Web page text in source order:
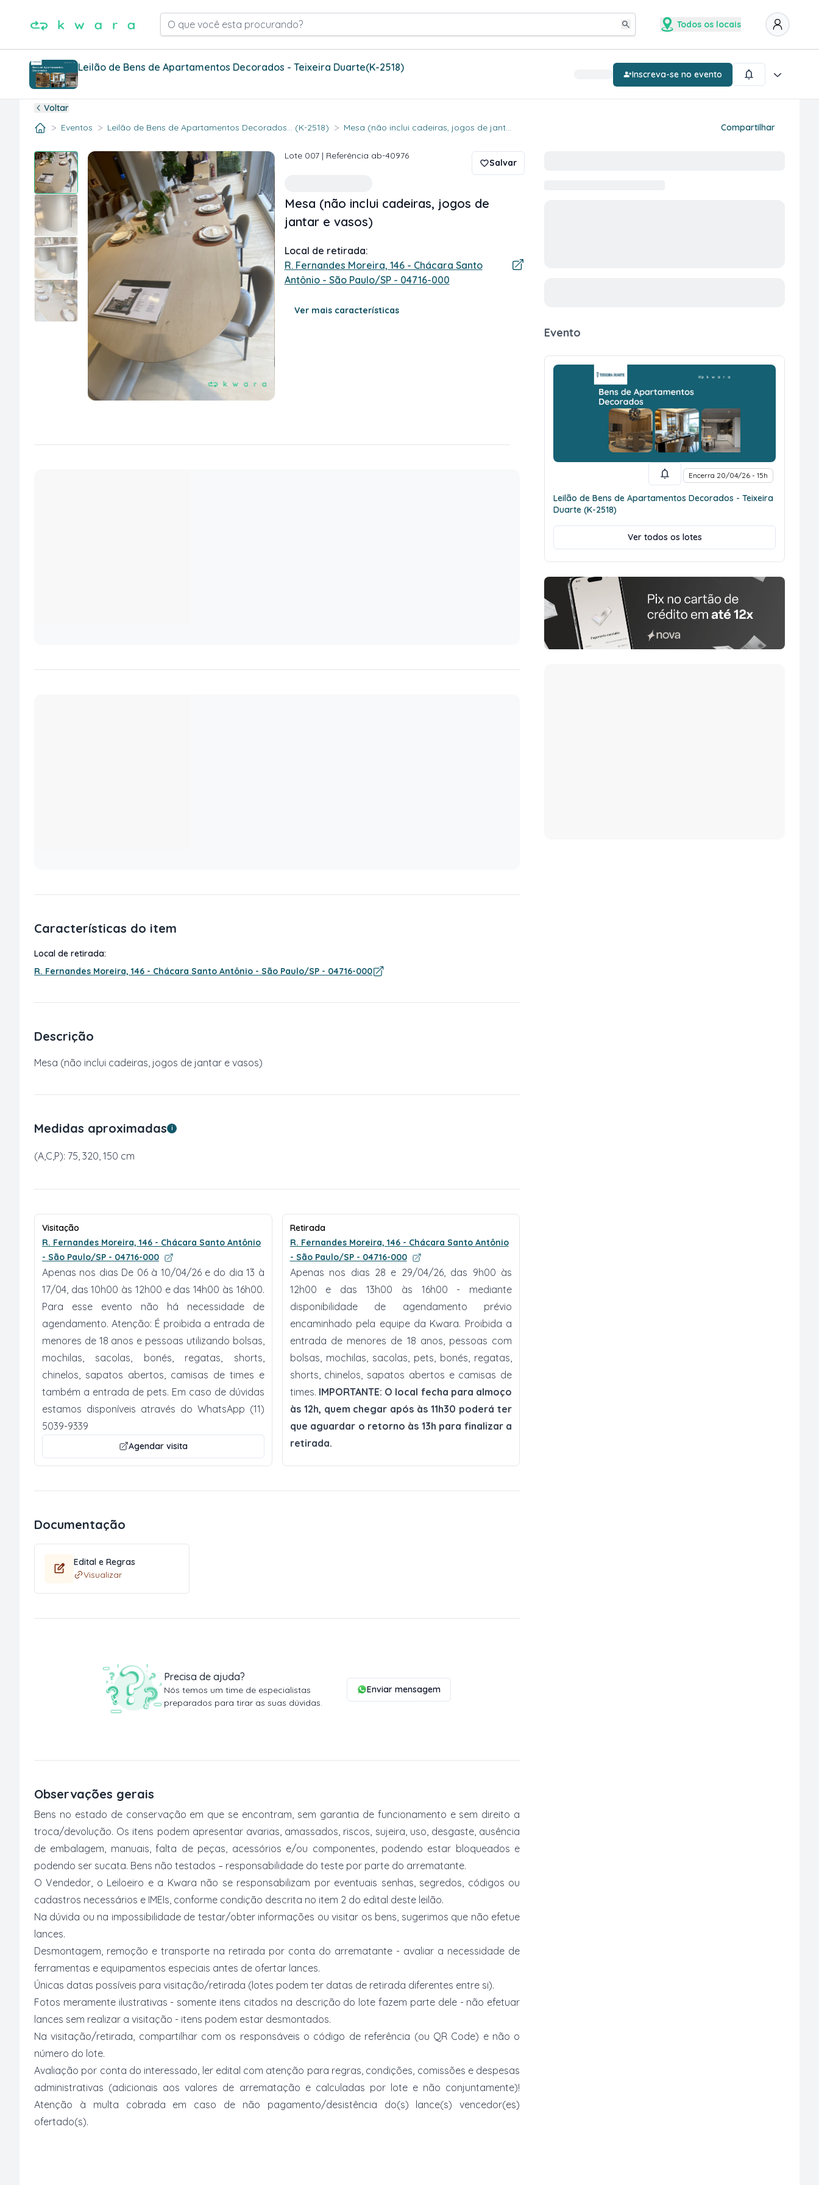
O que você esta procurando? Todos os locais
Leilão de Bens de Apartamentos Decorados - Teixeira Duarte(K-2518)
Inscreva-se no evento
Voltar
> Eventos > Leilão de Bens de Apartamentos Decorados... (K-2518) > Mesa (não inclui cadeiras, jogos de jant... Compartilhar
Lote 007| Referência ab-40976
Salvar
Mesa (não inclui cadeiras, jogos de
jantar e vasos)
Local de retirada:
R. Fernandes Moreira, 146 - Chácara Santo
Antônio - São Paulo/SP - 04716-000
Ver mais características
Evento
Encerra 20/04/26 - 15h
Leilão de Bens de Apartamentos Decorados - Teixeira
Duarte (K-2518)
Ver todos os lotes
Características do item
Local de retirada:
R. Fernandes Moreira, 146 - Chácara Santo Antônio - São Paulo/SP - 04716-000
Descrição
Mesa (não inclui cadeiras, jogos de jantar e vasos)
Medidas aproximadas i
(A,C,P): 75, 320, 150 cm
Visitação
R. Fernandes Moreira, 146 - Chácara Santo Antônio
- São Paulo/SP - 04716-000
Apenas nos dias De 06 à 10/04/26 e do dia 13 à
17/04, das 10h00 às 12h00 e das 14h00 às 16h00.
Para esse evento não há necessidade de
agendamento. Atenção: É proibida a entrada de
menores de 18 anos e pessoas utilizando bolsas,
mochilas, sacolas, bonés, regatas, shorts,
chinelos, sapatos abertos, camisas de times e
também a entrada de pets. Em caso de dúvidas
estamos disponíveis através do WhatsApp (11)
5039-9339
Agendar visita
Retirada
R. Fernandes Moreira, 146 - Chácara Santo Antônio
- São Paulo/SP - 04716-000
Apenas nos dias 28 e 29/04/26, das 9h00 às
12h00 e das 13h00 às 16h00 - mediante
disponibilidade de agendamento prévio
encaminhado pela equipe da Kwara. Proibida a
entrada de menores de 18 anos, pessoas com
bolsas, mochilas, sacolas, pets, bonés, regatas,
shorts, chinelos, sapatos abertos e camisas de
times. IMPORTANTE: O local fecha para almoço
às 12h, quem chegar após às 11h30 poderá ter
que aguardar o retorno às 13h para finalizar a
retirada.
Documentação
Edital e Regras
Visualizar
Precisa de ajuda?
Nós temos um time de especialistas
preparados para tirar as suas dúvidas.
Enviar mensagem
Observações gerais
Bens no estado de conservação em que se encontram, sem garantia de funcionamento e sem direito a
troca/devolução. Os itens podem apresentar avarias, amassados, riscos, sujeira, uso, desgaste, ausência
de embalagem, manuais, falta de peças, acessórios e/ou componentes, podendo estar bloqueados e
podendo ser sucata. Bens não testados – responsabilidade do teste por parte do arrematante.
O Vendedor, o Leiloeiro e a Kwara não se responsabilizam por eventuais senhas, segredos, códigos ou
cadastros necessários e IMEIs, conforme condição descrita no item 2 do edital deste leilão.
Na dúvida ou na impossibilidade de testar/obter informações ou visitar os bens, sugerimos que não efetue
lances.
Desmontagem, remoção e transporte na retirada por conta do arrematante - avaliar a necessidade de
ferramentas e equipamentos especiais antes de ofertar lances.
Únicas datas possíveis para visitação/retirada (lotes podem ter datas de retirada diferentes entre si).
Fotos meramente ilustrativas - somente itens citados na descrição do lote fazem parte dele - não efetuar
lances sem realizar a visitação - itens podem estar desmontados.
Na visitação/retirada, compartilhar com os responsáveis o código de referência (ou QR Code) e não o
número do lote.
Avaliação por conta do interessado, ler edital com atenção para regras, condições, comissões e despesas
administrativas (adicionais aos valores de arrematação e calculadas por lote e não conjuntamente)!
Atenção à multa cobrada em caso de não pagamento/desistência do(s) lance(s) vencedor(es)
ofertado(s).